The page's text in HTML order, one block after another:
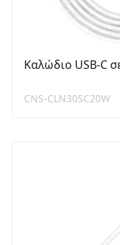
Καλώδιο USB-C
CNS-CLN30SC20W